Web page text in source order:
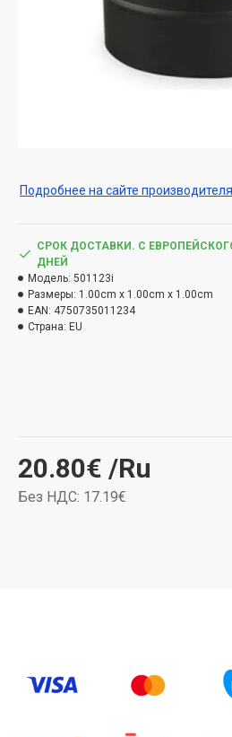
Подробнее на сайте
20.80€ /Ru
Без НДС: 17.19€
СРОК ДОСТАВКИ. С
ДНЕЙ
Модель: 501123i
Размеры: 1.00cm x 1.00cm x 1.00cm
EAN: 4750735011234
Страна: EU